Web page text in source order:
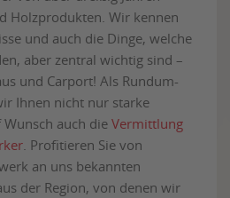
Holzprodukten. Wir kennen
und auch die Dinge, welche
aber zentral wichtig sind –
und Carport! Als Rundum-
Ihnen nicht nur starke
auch die Vermittlung
. Profitieren Sie von
an uns bekannten
der Region, von denen wir